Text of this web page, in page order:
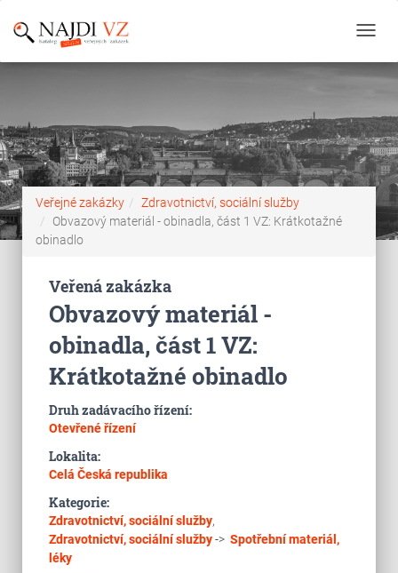
Veřejné zakázky
Zdravotnictví, sociální služby
Obvazový materiál - obinadla, část 1 VZ: Krátkotažné
obinadlo
Veřená zakázka
Obvazový materiál -
obinadla, část 1 VZ:
Krátkotažné obinadlo
Druh zadávacího řízení:
Otevřené řízení
Lokalita:
Celá Česká republika
Kategorie:
Zdravotnictví, sociální služby,
Zdravotnictví, sociální služby-> Spotřební materiál,
léky